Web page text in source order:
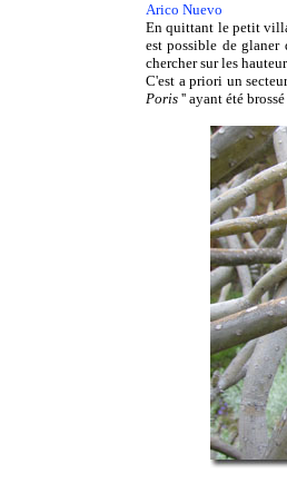
Arico Nuevo
En quittant le petit
est possible de glaner
chercher sur les
C'est a priori un
Poris '' ayant été